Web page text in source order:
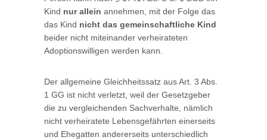
Kind nur allein annehmen, mit der Folge das
das Kind nicht das gemeinschaftliche Kind
beider nicht miteinander verheirateten
Adoptionswilligen werden kann.
Der allgemeine Gleichheitssatz aus Art. 3 Abs.
1 GG ist nicht verletzt, weil der Gesetzgeber
die zu vergleichenden Sachverhalte, nämlich
nicht verheiratete Lebensgefährten einerseits
und Ehegatten andererseits unterschiedlich